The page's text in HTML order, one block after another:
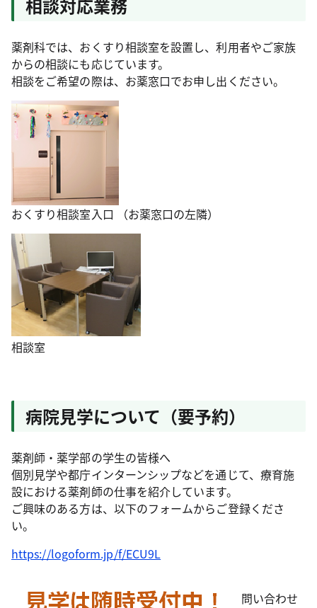
相談対応業務
薬剤科では、おくすり相談室を設置し、利用者やご家族
からの相談にも応じています。
相談をご希望の際は、お薬窓口でお申し出ください。
おくすり相談室入口 （お薬窓口の左隣）
相談室
病院見学について（要予約）
薬剤師・薬学部の学生の皆様へ
個別見学や都庁インターンシップなどを通じて、療育施
設における薬剤師の仕事を紹介しています。
ご興味のある方は、以下のフォームからご登録くださ
い。
https://logoform.jp/f/ECU9L
問い合わせ